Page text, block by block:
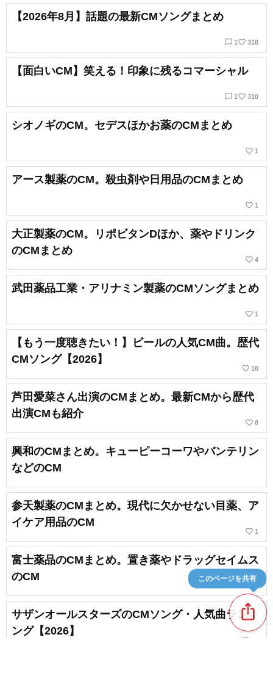
【2026年8月】話題の最新CMソングまとめ
chat_bubble_outline 1 favorite_border 318
【面白いCM】笑える！印象に残るコマーシャル
chat_bubble_outline 1 favorite_border 310
シオノギのCM。セデスほかお薬のCMまとめ
favorite_border 1
アース製薬のCM。殺虫剤や日用品のCMまとめ
favorite_border 1
大正製薬のCM。リポビタンDほか、薬やドリンク
のCMまとめ
favorite_border 4
武田薬品工業・アリナミン製薬のCMソングまとめ
favorite_border 1
【もう一度聴きたい！】ビールの人気CM曲。歴代
CMソング【2026】
favorite_border 18
芦田愛菜さん出演のCMまとめ。最新CMから歴代
出演CMも紹介
favorite_border 8
興和のCMまとめ。キューピーコーワやバンテリン
などのCM
参天製薬のCMまとめ。現代に欠かせない目薬、ア
イケア用品のCM
favorite_border 1
富士薬品のCMまとめ。置き薬やドラッグセイムス
のCM
サザンオールスターズのCMソング・人気曲ランキ
ング【2026】
favorite_border
ios_share
このページを共有